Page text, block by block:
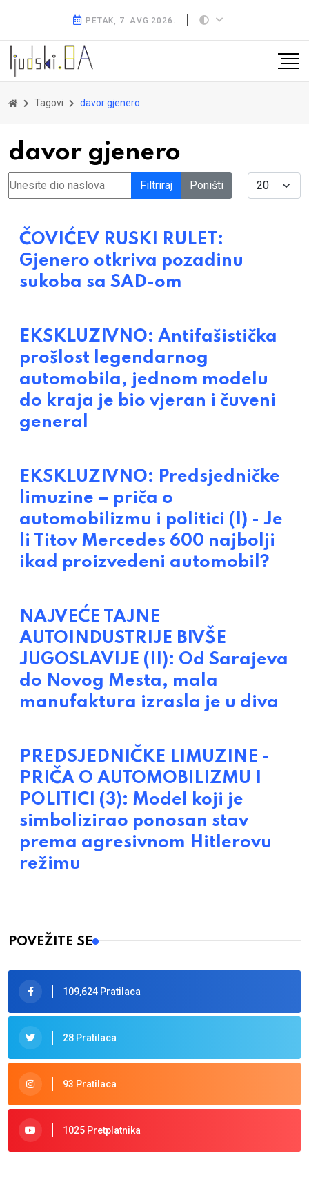
PETAK, 7. AVG 2026.
Tagovi davor gjenero
davor gjenero
Unesite dio naslova Filtriraj Poništi Display #
ČOVIĆEV RUSKI RULET:
Gjenero otkriva pozadinu
sukoba sa SAD-om
EKSKLUZIVNO: Antifašistička
prošlost legendarnog
automobila, jednom modelu
do kraja je bio vjeran i čuveni
general
EKSKLUZIVNO: Predsjedničke
limuzine – priča o
automobilizmu i politici (I) - Je
li Titov Mercedes 600 najbolji
ikad proizvedeni automobil?
NAJVEĆE TAJNE
AUTOINDUSTRIJE BIVŠE
JUGOSLAVIJE (II): Od Sarajeva
do Novog Mesta, mala
manufaktura izrasla je u diva
PREDSJEDNIČKE LIMUZINE -
PRIČA O AUTOMOBILIZMU I
POLITICI (3): Model koji je
simbolizirao ponosan stav
prema agresivnom Hitlerovu
režimu
POVEŽITE SE
109,624 Pratilaca
28 Pratilaca
93 Pratilaca
1025 Pretplatnika